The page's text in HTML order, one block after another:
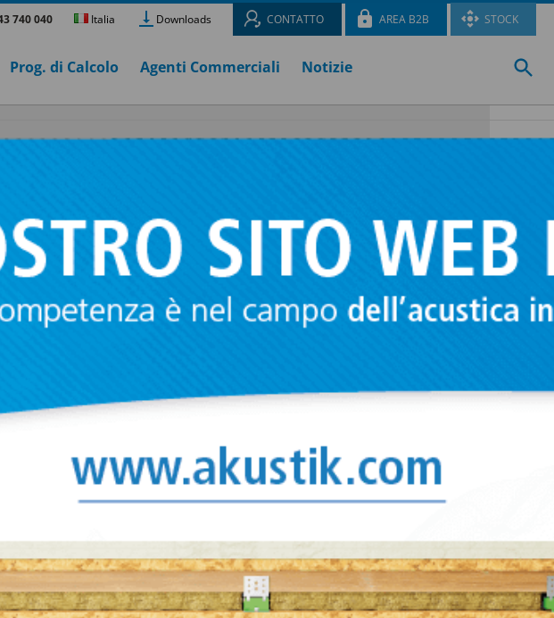
740 040 Italia Downloads CONTATTO AREA B2B STOCK
Prog. di Calcolo Agenti Commerciali Notizie
supporti acustici
, sono
di soffitti, tubazioni e